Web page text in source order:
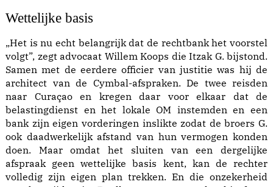
Wettelijke basis
„Het is nu echt belangrijk dat de rechtbank het voorstel
volgt”, zegt advocaat Willem Koops die Itzak G. bijstond.
Samen met de eerdere officier van justitie was hij de
architect van de Cymbal-afspraken. De twee reisden
naar Curaçao en kregen daar voor elkaar dat de
belastingdienst en het lokale OM instemden en een
bank zijn eigen vorderingen inslikte zodat de broers G.
ook daadwerkelijk afstand van hun vermogen konden
doen. Maar omdat het sluiten van een dergelijke
afspraak geen wettelijke basis kent, kan de rechter
volledig zijn eigen plan trekken. En die onzekerheid